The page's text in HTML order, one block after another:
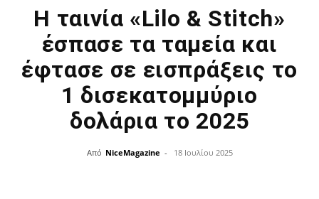
Η ταινία «Lilo & Stitch»
έσπασε τα ταμεία και
έφτασε σε εισπράξεις το
1 δισεκατομμύριο
δολάρια το 2025
Από NiceMagazine - 18 Ιουλίου 2025